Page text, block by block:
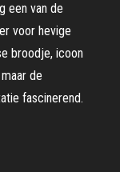
een van de
voor hevige
broodje, icoon
de
fascinerend.